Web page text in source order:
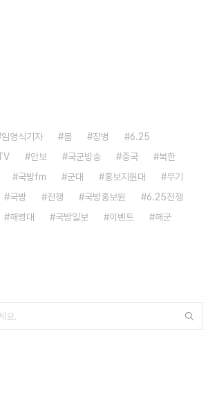
임영식기자 붐 장병
6.25
안보 국군방송 중국
북한
국방fm 군대 홍보지원대
무기
국방 전쟁 국방홍보원
6.25전쟁
해병대 국방일보 이벤트 해군